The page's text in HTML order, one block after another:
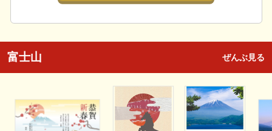
富士山 ぜんぶ見る